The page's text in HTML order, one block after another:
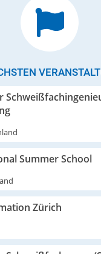
Summer School
Zürich